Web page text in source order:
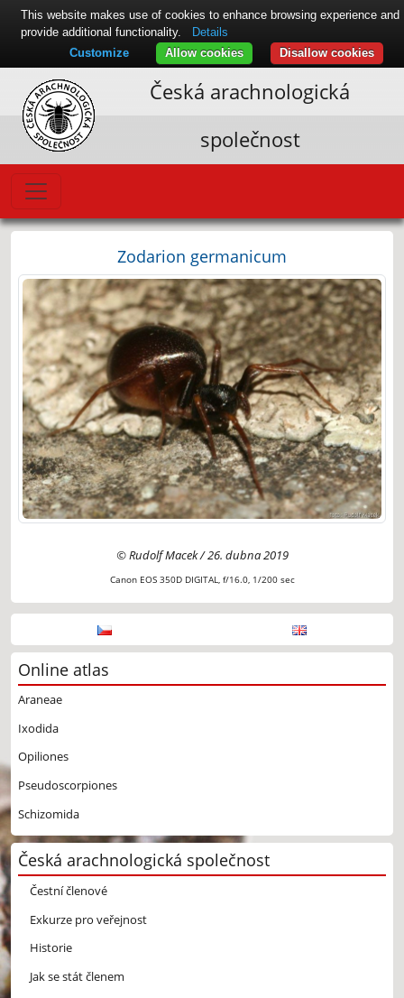
Česká arachnologická
společnost
Zodarion germanicum
© Rudolf Macek / 26. dubna 2019
Canon EOS 350D DIGITAL, f/16.0, 1/200 sec
Online atlas
Araneae
Ixodida
Opiliones
Pseudoscorpiones
Schizomida
Česká arachnologická společnost
Čestní členové
Exkurze pro veřejnost
Historie
Jak se stát členem
This website makes use of cookies to enhance browsing experience and
provide additional functionality.
Details
Disallow cookies
Allow cookies
Customize